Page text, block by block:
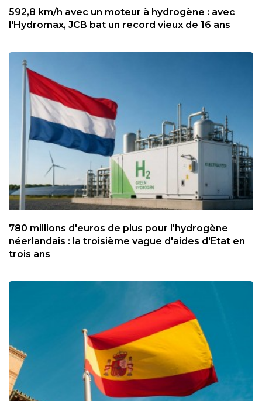
592,8 km/h avec un moteur à hydrogène : avec
l'Hydromax, JCB bat un record vieux de 16 ans
780 millions d'euros de plus pour l'hydrogène
néerlandais : la troisième vague d'aides d'Etat en
trois ans